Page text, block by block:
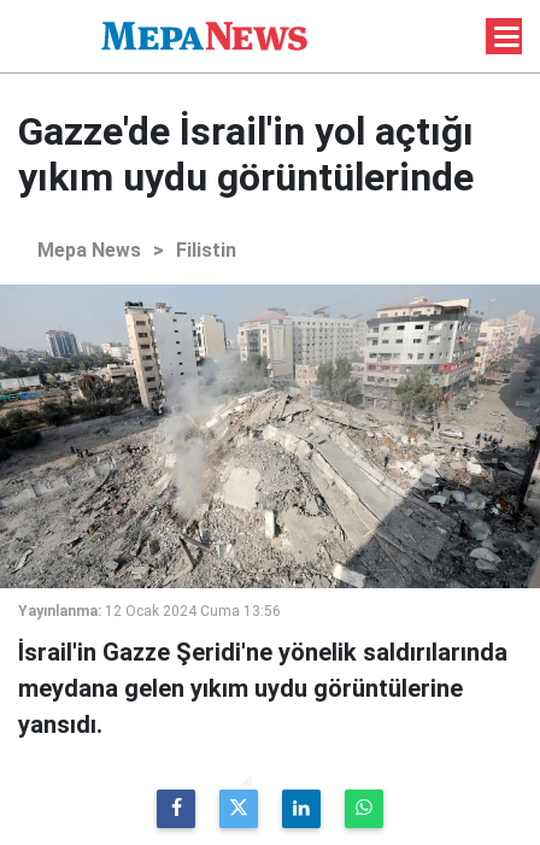
Gazze'de İsrail'in yol açtığı
yıkım uydu görüntülerinde
Mepa News > Filistin
Yayınlanma: 12 Ocak 2024 Cuma 13:56
İsrail'in Gazze Şeridi'ne yönelik saldırılarında
meydana gelen yıkım uydu görüntülerine
yansıdı.